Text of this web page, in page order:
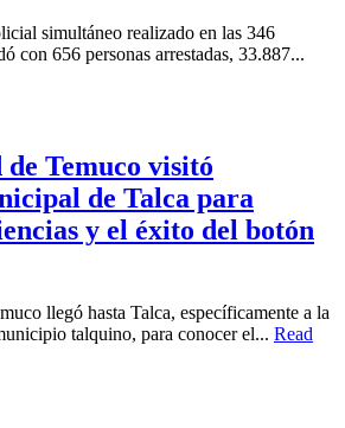
simultáneo realizado en las 346
con 656 personas arrestadas, 33.887...
Temuco visitó
de Talca para
y el éxito del botón
llegó hasta Talca, específicamente a la
talquino, para conocer el... Read